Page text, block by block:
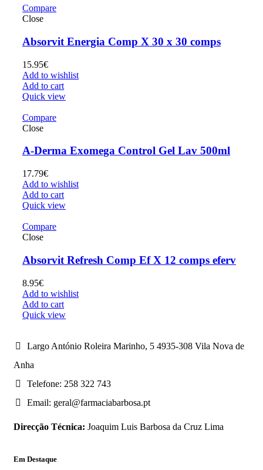
Compare
Close
Absorvit Energia Comp X 30 x 30 comps
15.95€
Add to wishlist
Add to cart
Quick view
Compare
Close
A-Derma Exomega Control Gel Lav 500ml
17.79€
Add to wishlist
Add to cart
Quick view
Compare
Close
Absorvit Refresh Comp Ef X 12 comps eferv
8.95€
Add to wishlist
Add to cart
Quick view
Largo António Roleira Marinho, 5 4935-308 Vila Nova de
Anha
Telefone: 258 322 743
Email: geral@farmaciabarbosa.pt
Direcção Técnica: Joaquim Luis Barbosa da Cruz Lima
Em Destaque